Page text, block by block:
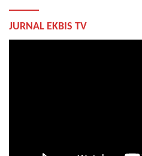
JURNAL EKBIS TV